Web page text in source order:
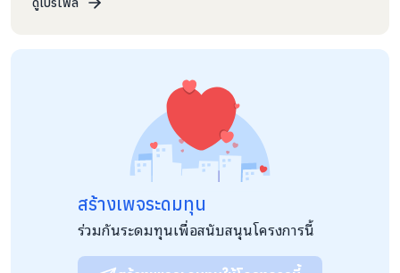
ดูแลจำนวนกว่า 120 คน เด็กทั้งหมดที่กล่าวมานั้นทางมูลนิธิฯได้รับ
เด็กมาดูแลโดยให้ที่พักพิงอาศัย อาหารการกิน เครื่องนุ่งห่ม และยา
รักษาโรค คือ ได้จัดสรรดูแลปัจจัย 4 ให้กับเด็ก โดยการทำงานช่วย
เหลือกลุ่มเด็กเร่ร่อนขอทาน และเด็กด้อยโอกาส เช่น เด็กกำพร้า
เด็กยากจน เด็กจากครอบครัวแตกแยก กลุ่มเด็กบอบบาง เด็กที่อาศัย
อยู่กับครอบครัวในสวนผลไม้และเด็กที่ตกอยู่ในภาวะเสี่ยงต่อการตก
สร้างเพจระดมทุน
ร่วมกันระดมทุนเพื่อสนับสนุนโครงการนี้